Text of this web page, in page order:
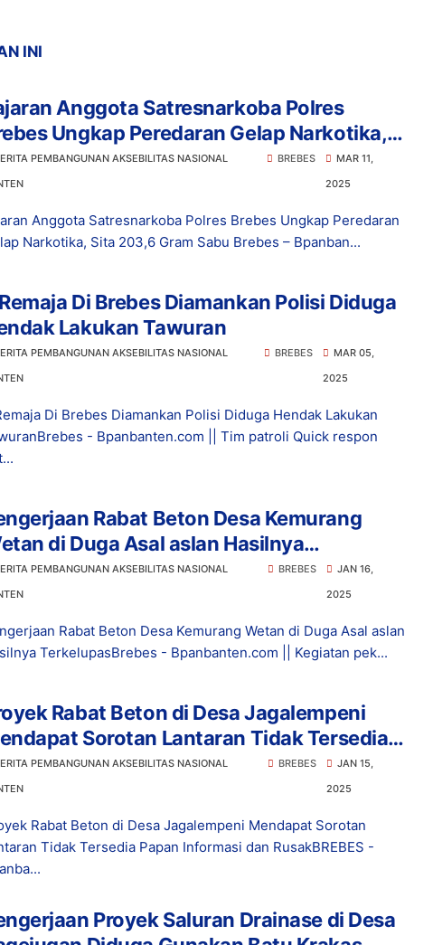
INI
Anggota Satresnarkoba Polres
Ungkap Peredaran Gelap Narkotika,
203,6 Gram Sabu
PEMBANGUNAN AKSEBILITAS NASIONAL
BREBES
MAR 11,
2025
Anggota Satresnarkoba Polres Brebes Ungkap Peredaran
Narkotika, Sita 203,6 Gram Sabu Brebes – Bpanban...
Di Brebes Diamankan Polisi Diduga
Lakukan Tawuran
PEMBANGUNAN AKSEBILITAS NASIONAL
BREBES
MAR 05,
2025
Di Brebes Diamankan Polisi Diduga Hendak Lakukan
- Bpanbanten.com || Tim patroli Quick respon
Rabat Beton Desa Kemurang
di Duga Asal aslan Hasilnya
PEMBANGUNAN AKSEBILITAS NASIONAL
BREBES
JAN 16,
2025
Rabat Beton Desa Kemurang Wetan di Duga Asal aslan
TerkelupasBrebes - Bpanbanten.com || Kegiatan pek...
Rabat Beton di Desa Jagalempeni
Sorotan Lantaran Tidak Tersedia
Informasi dan Rusak
PEMBANGUNAN AKSEBILITAS NASIONAL
BREBES
JAN 15,
2025
Rabat Beton di Desa Jagalempeni Mendapat Sorotan
Tidak Tersedia Papan Informasi dan RusakBREBES -
Proyek Saluran Drainase di Desa